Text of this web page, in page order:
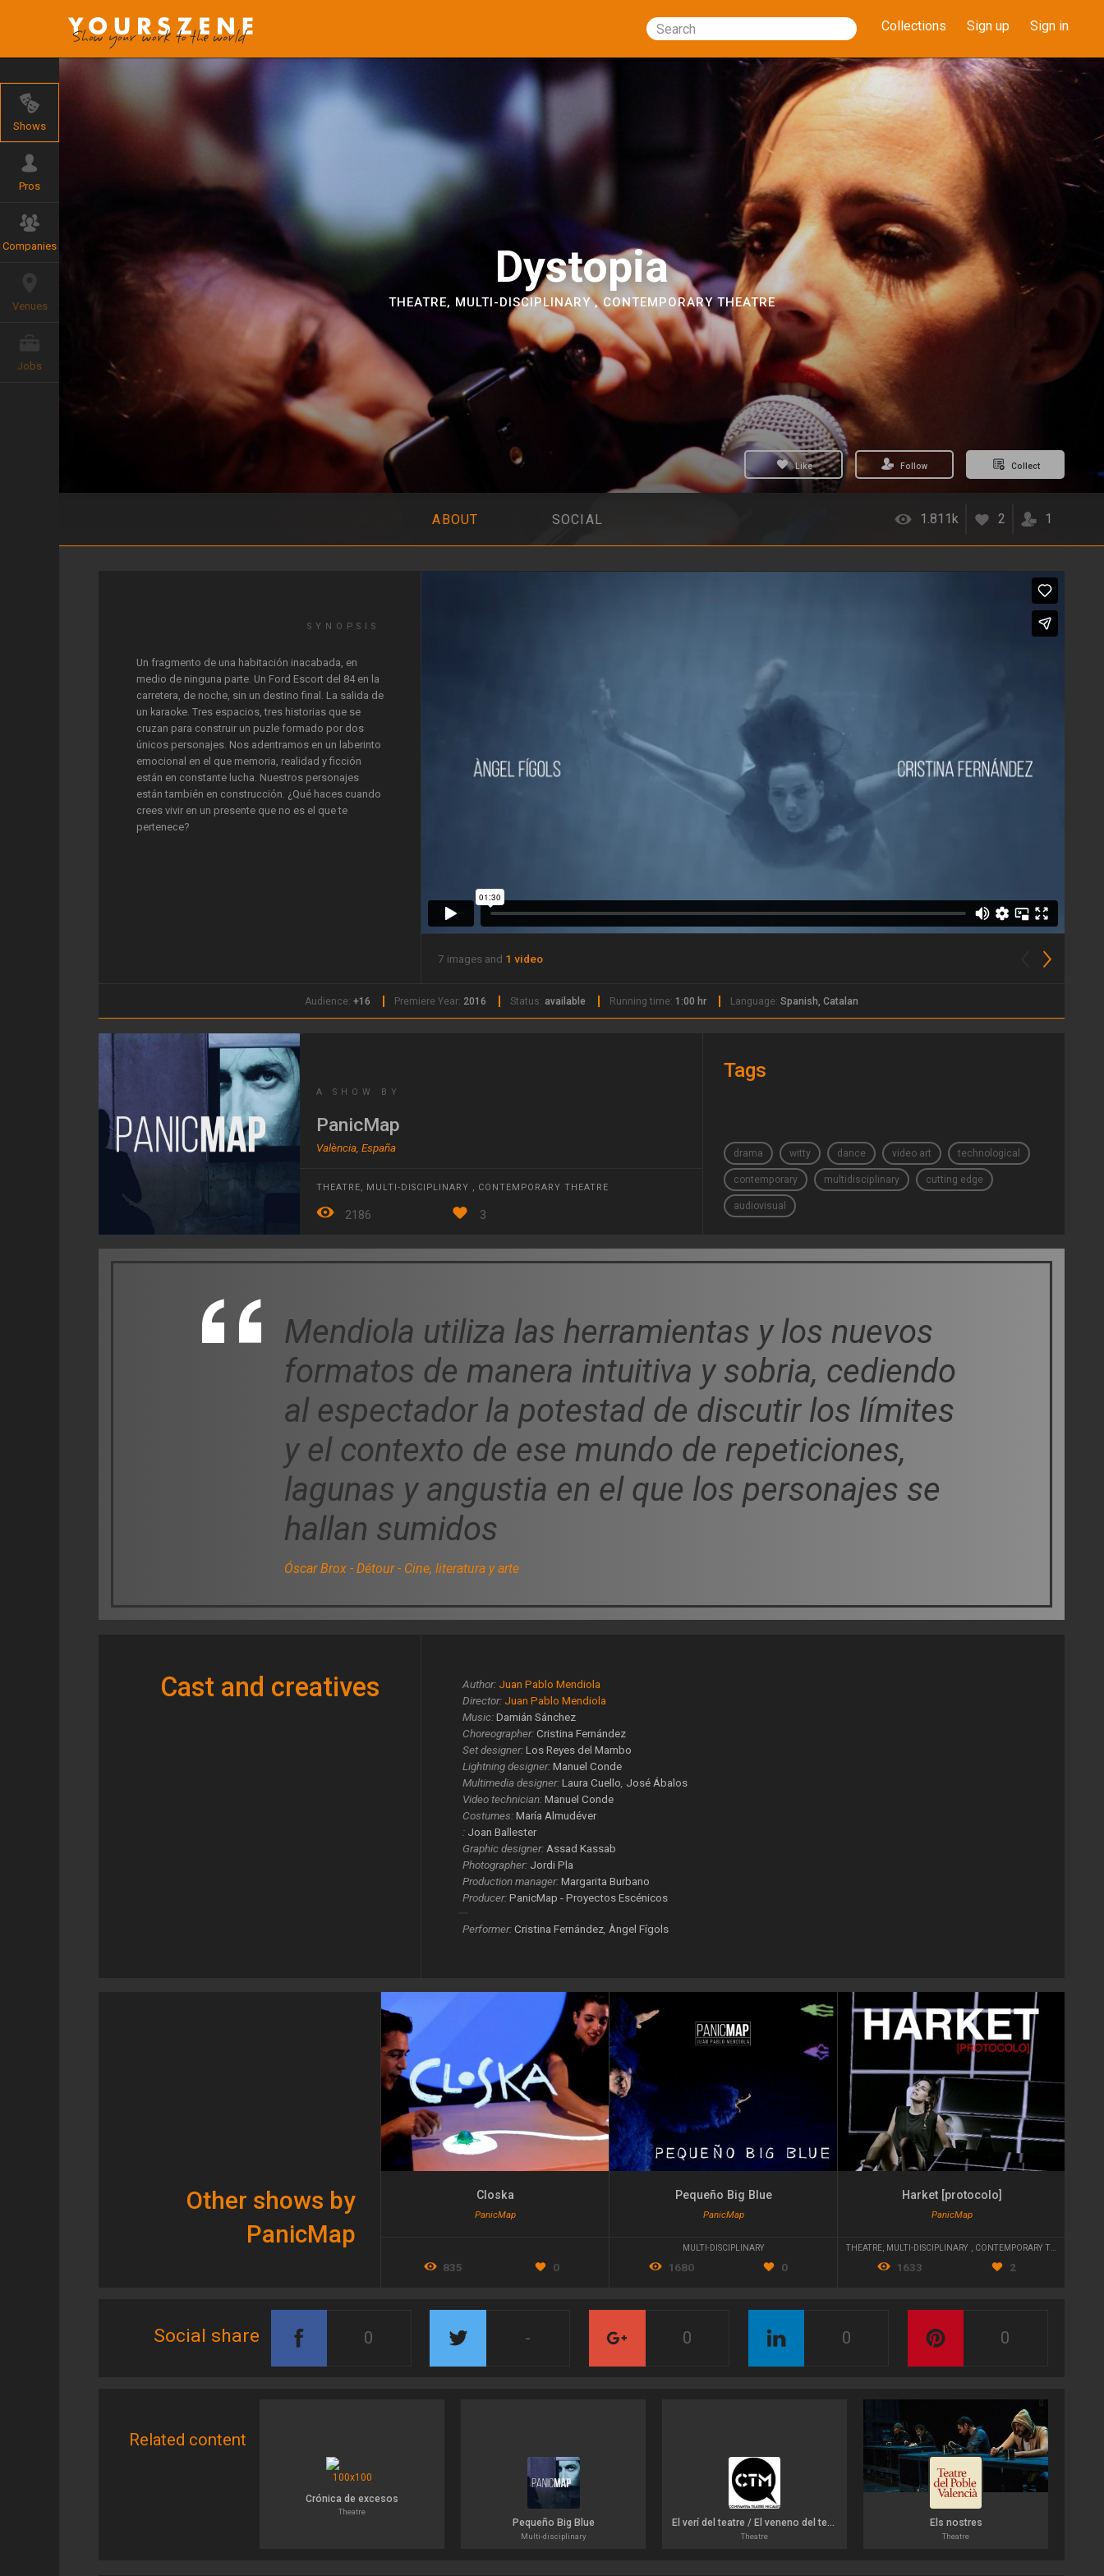
Search Collections Sign up Sign in
Shows
Pros
Companies
Venues
Jobs
Dystopia
THEATRE, MULTI-DISCIPLINARY,CONTEMPORARY THEATRE
Like Follow Collect
ABOUT SOCIAL 1.811k 2 1
SYNOPSIS
Un fragmento de una habitación inacabada, en
medio de ninguna parte. Un Ford Escort del 84 en la
carretera, de noche, sin un destino final. La salida de
un karaoke. Tres espacios, tres historias que se
cruzan para construir un puzle formado por dos
únicos personajes. Nos adentramos en un laberinto
emocional en el que memoria, realidad y ficción
están en constante lucha. Nuestros personajes
están también en construcción. ¿Qué haces cuando
crees vivir en un presente que no es el que te
pertenece?
7 images and 1 video
Audience: +16 Premiere Year: 2016 Status: available Running time: 1:00 hr Language: Spanish, Catalan
A SHOW BY
PanicMap
València, España
THEATRE MULTI-DISCIPLINARY CONTEMPORARY THEATRE
2186 3
Tags
drama witty dance video art technological
contemporary multidisciplinary cutting edge
audiovisual
Mendiola utiliza las herramientas y los nuevos
formatos de manera intuitiva y sobria, cediendo
al espectador la potestad de discutir los límites
y el contexto de ese mundo de repeticiones,
lagunas y angustia en el que los personajes se
hallan sumidos
Óscar Brox - Détour - Cine, literatura y arte
Cast and creatives Author: Juan Pablo Mendiola
Director: Juan Pablo Mendiola
Music:Damián Sánchez
Choreographer:Cristina Fernández
Set designer:Los Reyes del Mambo
Lightning designer:Manuel Conde
Multimedia designer:Laura Cuello José Ábalos
Video technician:Manuel Conde
Costumes:María Almudéver
: Joan Ballester
Graphic designer: Assad Kassab
Photographer: Jordi Pla
Production manager:Margarita Burbano
Producer:PanicMap - Proyectos Escénicos
Performer:Cristina Fernández, Àngel Fígols
Other shows by
PanicMap
Harket [protocolo]
PanicMap
THEATRE MULTI-DISCIPLINARY CONTEMPORARY THEATRE
1633 2
Pequeño Big Blue
PanicMap
MULTI-DISCIPLINARY
1680 0
Closka
PanicMap
835 0
Social share 0 - 0 0 0
Related content
Crónica de excesos
Theatre
Pequeño Big Blue
Multi-disciplinary
El verí del teatre / El veneno del teatro
Theatre
Els nostres
Theatre